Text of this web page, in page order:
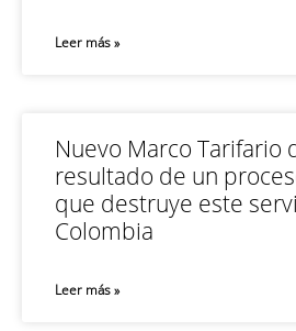
Leer más »
Nuevo Marco Tarifario
resultado de un
que destruye este
Colombia
Leer más »